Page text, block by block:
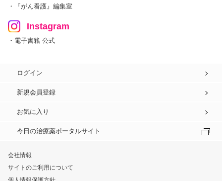
・『がん看護』編集室
Instagram
・電子書籍 公式
ログイン
新規会員登録
お気に入り
今日の治療薬ポータルサイト
会社情報
サイトのご利用について